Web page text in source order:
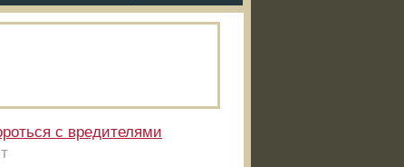
с вредителями